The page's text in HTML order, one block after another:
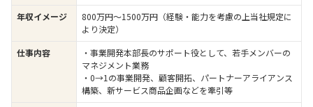
年収イメージ
800万円〜1500万円（経験・能力を考慮の上当社規定に
より決定）
仕事内容
・事業開発本部長のサポート役として、若手メンバーの
マネジメント業務
・0→1の事業開発、顧客開拓、パートナーアライアンス
構築、新サービス商品企画などを牽引等